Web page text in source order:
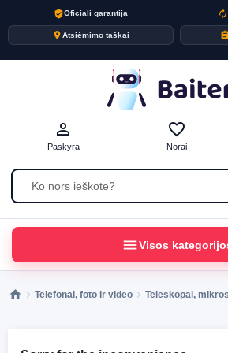
verified_userOficiali garantija autorenew
placeAtsiėmimo taškai
person_outline
Paskyra
favorite_border
Norai
menuVisos
Telefonai, foto ir video Teleskopai,